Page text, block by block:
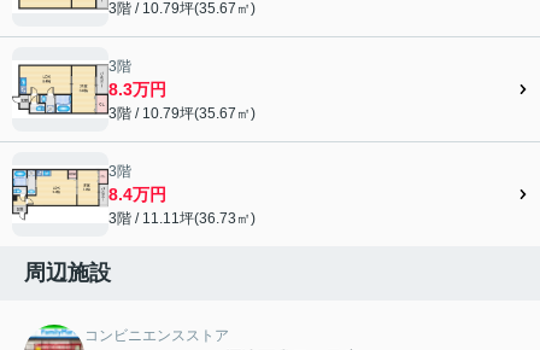
3階 / 10.79坪(35.67㎡)
3階
8.3万円
3階 / 10.79坪(35.67㎡)
3階
8.4万円
3階 / 11.11坪(36.73㎡)
周辺施設
コンビニエンスストア